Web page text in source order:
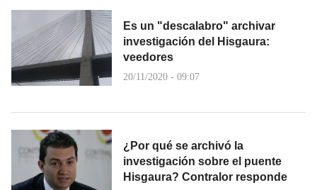
Es un "descalabro" archivar
investigación del Hisgaura:
veedores
20/11/2020 - 09:07
¿Por qué se archivó la
investigación sobre el puente
Hisgaura? Contralor responde